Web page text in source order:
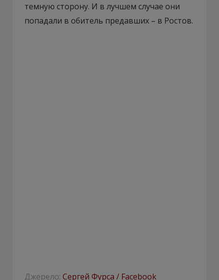
темную сторону. И в лучшем случае они
попадали в обитель предавших – в Ростов.
Джерело: Сергей Фурса / Facebook